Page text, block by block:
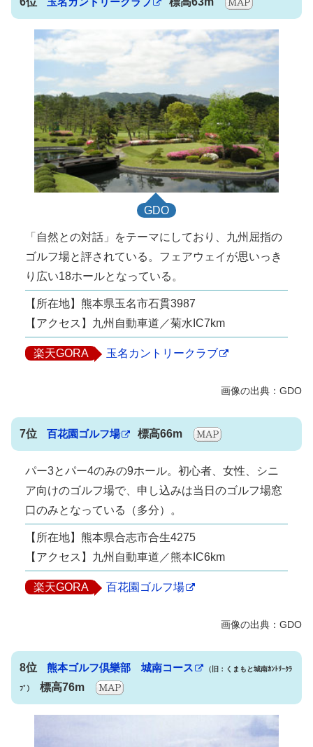
GDO
「自然との対話」をテーマにしており、九州屈指の
ゴルフ場と評されている。フェアウェイが思いっき
り広い18ホールとなっている。
【所在地】熊本県玉名市石貫3987
【アクセス】九州自動車道／菊水IC7km
楽天GORA 玉名カントリークラブ
7位 百花園ゴルフ場 標高66m
パー3とパー4のみの9ホール。初心者、女性、シニ
ア向けのゴルフ場で、申し込みは当日のゴルフ場窓
口のみとなっている（多分）。
【所在地】熊本県合志市合生4275
【アクセス】九州自動車道／熊本IC6km
楽天GORA 百花園ゴルフ場
8位 熊本ゴルフ倶樂部 城南コース （旧：くまもと城南ｶﾝﾄﾘｰｸﾗ
ﾌﾞ） 標高76m